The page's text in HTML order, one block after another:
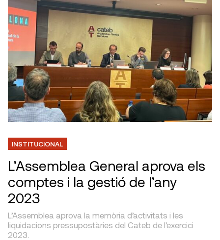
INSTITUCIONAL
L’Assemblea General aprova els
comptes i la gestió de l’any
2023
L’Assemblea aprova la memòria d’activitats i les
liquidacions pressupostàries del Cateb de l’exercici
2023.